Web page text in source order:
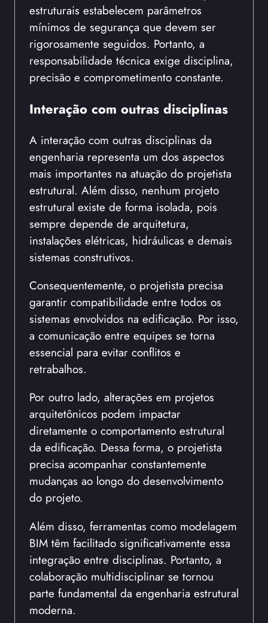
estruturais estabelecem parâmetros
mínimos de segurança que devem ser
rigorosamente seguidos. Portanto, a
responsabilidade técnica exige disciplina,
precisão e comprometimento constante.
Interação com outras disciplinas
A interação com outras disciplinas da
engenharia representa um dos aspectos
mais importantes na atuação do projetista
estrutural. Além disso, nenhum projeto
estrutural existe de forma isolada, pois
sempre depende de arquitetura,
instalações elétricas, hidráulicas e demais
sistemas construtivos.
Consequentemente, o projetista precisa
garantir compatibilidade entre todos os
sistemas envolvidos na edificação. Por isso,
a comunicação entre equipes se torna
essencial para evitar conflitos e
retrabalhos.
Por outro lado, alterações em projetos
arquitetônicos podem impactar
diretamente o comportamento estrutural
da edificação. Dessa forma, o projetista
precisa acompanhar constantemente
mudanças ao longo do desenvolvimento
do projeto.
Além disso, ferramentas como modelagem
BIM têm facilitado significativamente essa
integração entre disciplinas. Portanto, a
colaboração multidisciplinar se tornou
parte fundamental da engenharia estrutural
moderna.